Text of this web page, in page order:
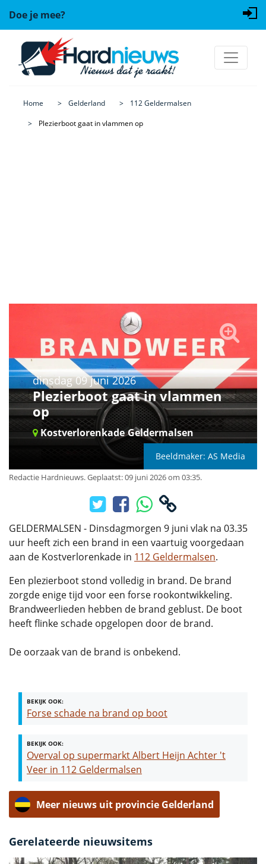
Doe je mee?
Home Gelderland
112 Geldermalsen
Plezierboot gaat in vlammen op
dinsdag 09 juni 2026
Plezierboot gaat in vlammen
op
Kostverlorenkade Geldermalsen
Beeldmaker: AS Media
Redactie Hardnieuws.Geplaatst: 09 juni 2026 om 03:35.
GELDERMALSEN - Dinsdagmorgen 9 juni vlak na 03.35
uur heeft zich een brand in een vaartuig voorgedaan
aan de Kostverlorenkade in 112 Geldermalsen.
Een plezierboot stond volledig in brand. De brand
zorgde enige tijd voor een forse rookontwikkeling.
Brandweerlieden hebben de brand geblust. De boot
heeft flinke schade opgelopen door de brand.
De oorzaak van de brand is onbekend.
BEKIJK OOK:
Forse schade na brand op boot
BEKIJK OOK:
Overval op supermarkt Albert Heijn Achter 't
Veer in 112 Geldermalsen
Meer nieuws uit provincie Gelderland
Gerelateerde nieuwsitems